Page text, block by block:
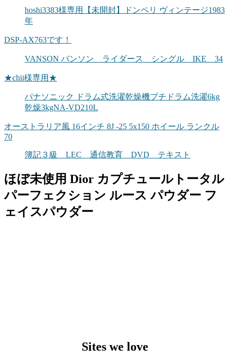
hoshi3383様専用【未開封】ドンペリ ヴィンテージ1983
年
DSP-AX763です！
VANSON バンソン ライダース シングル IKE 34
★chii様専用★
パナソニック ドラム式洗濯乾燥機プチドラム洗濯6kg
乾燥3kgNA-VD210L
オーストラリア風 16インチ 8J -25 5x150 ホイール ランクル
70
簿記３級 LEC 通信教育 DVD テキスト
ほぼ未使用 Dior カプチュールトータル
パーフェクション ルース パウダー フ
ェイスパウダー
Sites we love